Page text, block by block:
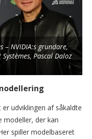
– NVIDIA:s grundare,
Pascal Daloz
udviklingen af såkaldte
modeller, der kan
spiller modelbaseret